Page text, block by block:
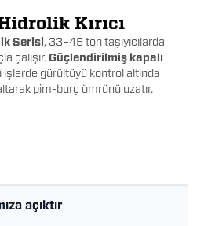
Kırıcı
Serisi, 33–45 ton taşıyıcılarda
çalışır. Güçlendirilmiş kapalı
gürültüyü kontrol altında
pim-burç ömrünü uzatır.
açıktır